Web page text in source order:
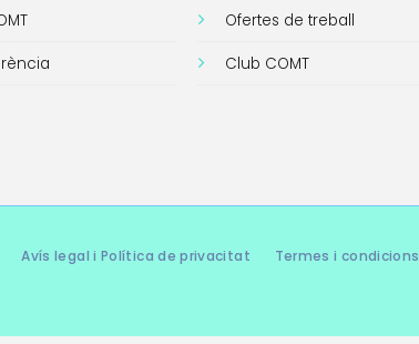
Ofertes de treball
Club COMT
Avís legal i Política de privacitat Termes i condicions